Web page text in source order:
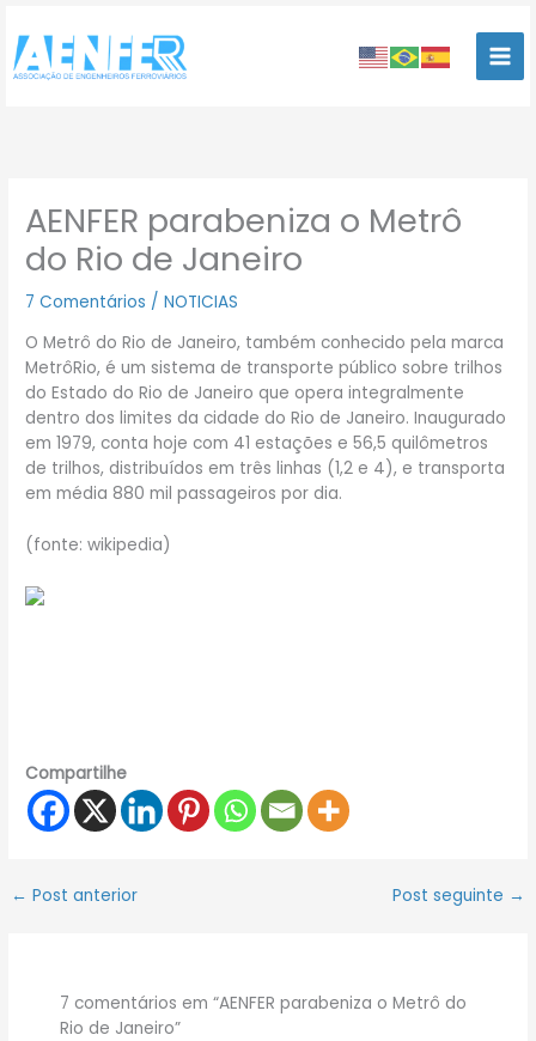
para
conteúdo
AENFER parabeniza o Metrô
do Rio de Janeiro
7 Comentários /NOTICIAS
O Metrô do Rio de Janeiro, também conhecido pela marca
MetrôRio, é um sistema de transporte público sobre trilhos
do Estado do Rio de Janeiro que opera integralmente
dentro dos limites da cidade do Rio de Janeiro. Inaugurado
em 1979, conta hoje com 41 estações e 56,5 quilômetros
de trilhos, distribuídos em três linhas (1,2 e 4), e transporta
em média 880 mil passageiros por dia.
(fonte: wikipedia)
Compartilhe
← Post anterior Post seguinte →
7 comentários em “AENFER parabeniza o Metrô do
Rio de Janeiro”